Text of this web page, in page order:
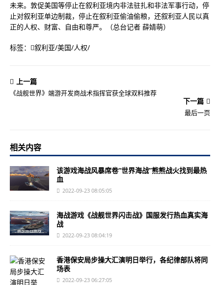
未来。敦促美国等停止在叙利亚境内非法驻扎和非法军事行动，停
止对叙利亚单边制裁，停止在叙利亚偷油偷粮，还叙利亚人民以真
正的人权、财富、自由和尊严。（总台记者 薛婧萌）
标签： 叙利亚/美国/人权/
上一篇
《战舰世界》端游开发商战术指挥官获全球双料推荐
下一篇
最后一页
相关内容
该游戏海战风暴席卷“世界海战”熊熊战火找到最热
血
2022-09-23 08:05:05
海战游戏《战舰世界闪击战》国服发行热血真实海
战
2022-09-23 08:04:19
香港保安局步操大汇演明日举行，各纪律部队将同
场表
2022-09-23 06:27:05